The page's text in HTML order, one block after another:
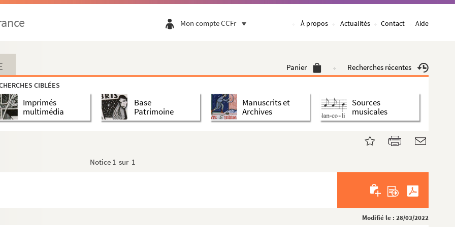
Mon compte CCFr À propos Actualités Contact Aide
Panier Recherches récentes
CIBLÉES
Imprimés
multimédia
Base
Patrimoine
Manuscrits et
Archives
Sources
musicales
Notice 1 sur 1
Modifié le : 28/03/2022